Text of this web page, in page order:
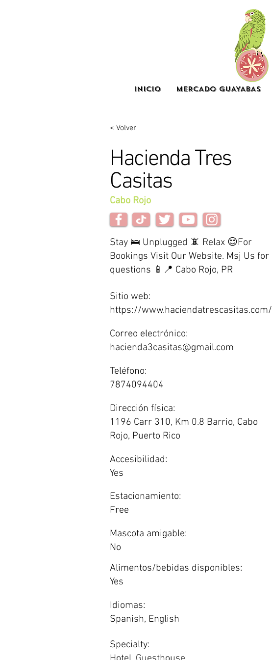
INICIO MERCADO GUAYABAS
< Volver
Hacienda Tres
Casitas
Cabo Rojo
Stay 🛌 Unplugged 📵 Relax 😌For
Bookings Visit Our Website. Msj Us for
questions 📱📍 Cabo Rojo, PR
Sitio web:
https://www.haciendatrescasitas.com/
Correo electrónico:
hacienda3casitas@gmail.com
Teléfono:
7874094404
Dirección física:
1196 Carr 310, Km 0.8 Barrio, Cabo
Rojo, Puerto Rico
Accesibilidad:
Yes
Estacionamiento:
Free
Mascota amigable:
No
Alimentos/bebidas disponibles:
Yes
Idiomas:
Spanish, English
Specialty: